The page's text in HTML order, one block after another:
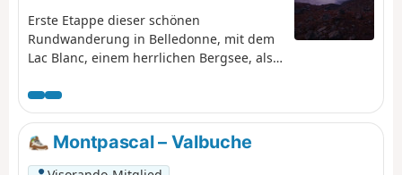
Erste Etappe dieser schönen
Rundwanderung in Belledonne, mit dem
Lac Blanc, einem herrlichen Bergsee, als
Montpascal – Valbuche